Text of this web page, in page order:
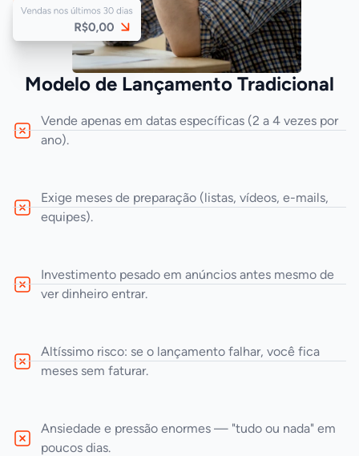
Modelo de Lançamento Tradicional
Vende apenas em datas específicas (2 a 4 vezes por
ano).
Exige meses de preparação (listas, vídeos, e-mails,
equipes).
Investimento pesado em anúncios antes mesmo de
ver dinheiro entrar.
Altíssimo risco: se o lançamento falhar, você fica
meses sem faturar.
Ansiedade e pressão enormes — "tudo ou nada" em
poucos dias.